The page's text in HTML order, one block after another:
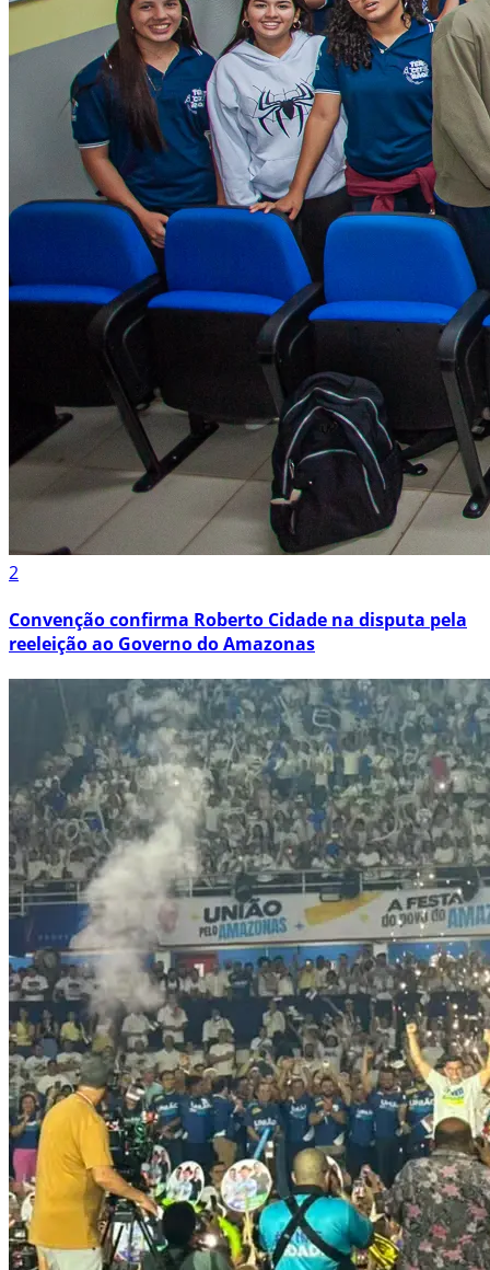
2
Convenção confirma Roberto Cidade na disputa pela
reeleição ao Governo do Amazonas